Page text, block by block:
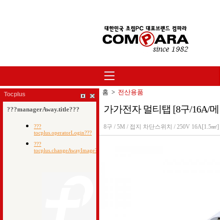
홈 > 전산용품
가가전자 멀티탭 [8구/16A/
8구 / 5M / 접지 차단스위치 / 250V 16A[1.5
Tocplus